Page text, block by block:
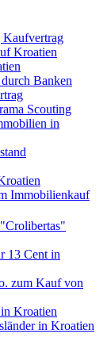
Kroatien
Banken
Scouting
in
Immobilienkauf
13 Cent in
zum Kauf von
Kroatien
in Kroatien